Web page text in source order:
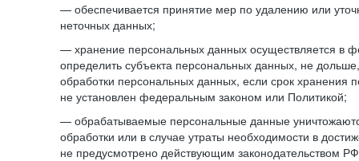
— обеспечивается принятие мер по удалению или
неточных данных;
— хранение персональных данных осуществляется в
определить субъекта персональных данных, не
обработки персональных данных, если срок хранения
не установлен федеральным законом или Политикой;
— обрабатываемые персональные данные
обработки или в случае утраты необходимости в
не предусмотрено действующим законодательством